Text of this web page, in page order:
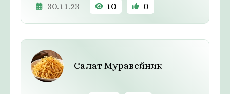
30.11.23 10 0
Cалат Муравейник